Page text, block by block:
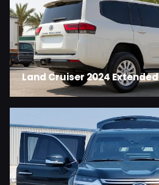
Land Cruiser 2024 Extended